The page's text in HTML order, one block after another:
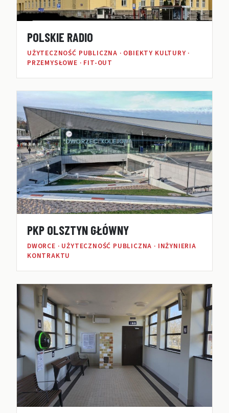
POLSKIE RADIO
UŻYTECZNOŚĆ PUBLICZNA · OBIEKTY KULTURY ·
PRZEMYSŁOWE · FIT-OUT
PKP OLSZTYN GŁÓWNY
DWORCE · UŻYTECZNOŚĆ PUBLICZNA · INŻYNIERIA
KONTRAKTU